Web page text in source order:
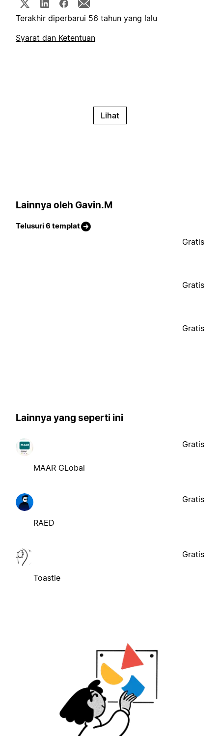
Terakhir diperbarui 56 tahun yang lalu
Syarat dan Ketentuan
Lihat
Lainnya oleh Gavin.M
Telusuri 6 templat
Gratis
Gratis
Gratis
Lainnya yang seperti ini
MAAR GLobal
Gratis
RAED
Gratis
Toastie
Gratis